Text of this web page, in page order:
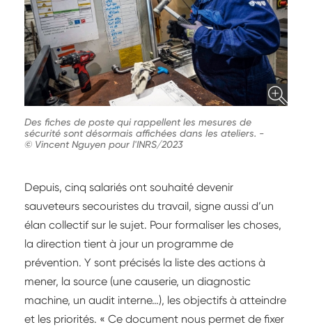
Des fiches de poste qui rappellent les mesures de
sécurité sont désormais affichées dans les ateliers. -
© Vincent Nguyen pour l'INRS/2023
Depuis, cinq salariés ont souhaité devenir
sauveteurs secouristes du travail, signe aussi d’un
élan collectif sur le sujet. Pour formaliser les choses,
la direction tient à jour un programme de
prévention. Y sont précisés la liste des actions à
mener, la source (une causerie, un diagnostic
machine, un audit interne…), les objectifs à atteindre
et les priorités. « Ce document nous permet de fixer